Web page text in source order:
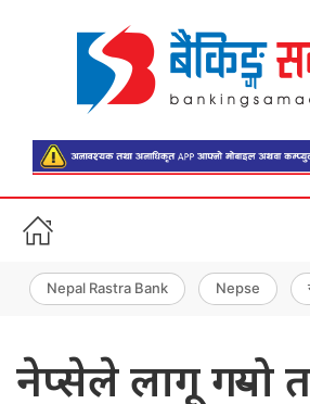
Nepal Rastra Bank Nepse
नेप्सेले लागू गर्‍यो